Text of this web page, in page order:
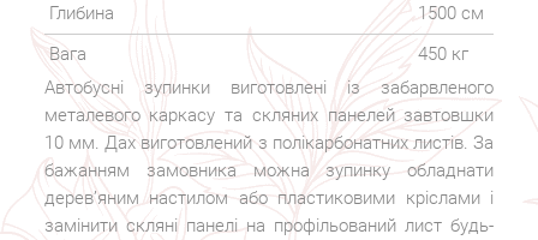
Глибина
1500 см
Вага
450 кг
Автобусні зупинки виготовлені із забарвленого
металевого каркасу та скляних панелей завтовшки
10 мм. Дах виготовлений з полікарбонатних листів. За
бажанням замовника можна зупинку обладнати
дерев’яним настилом або пластиковими кріслами і
замінити скляні панелі на профільований лист будь-